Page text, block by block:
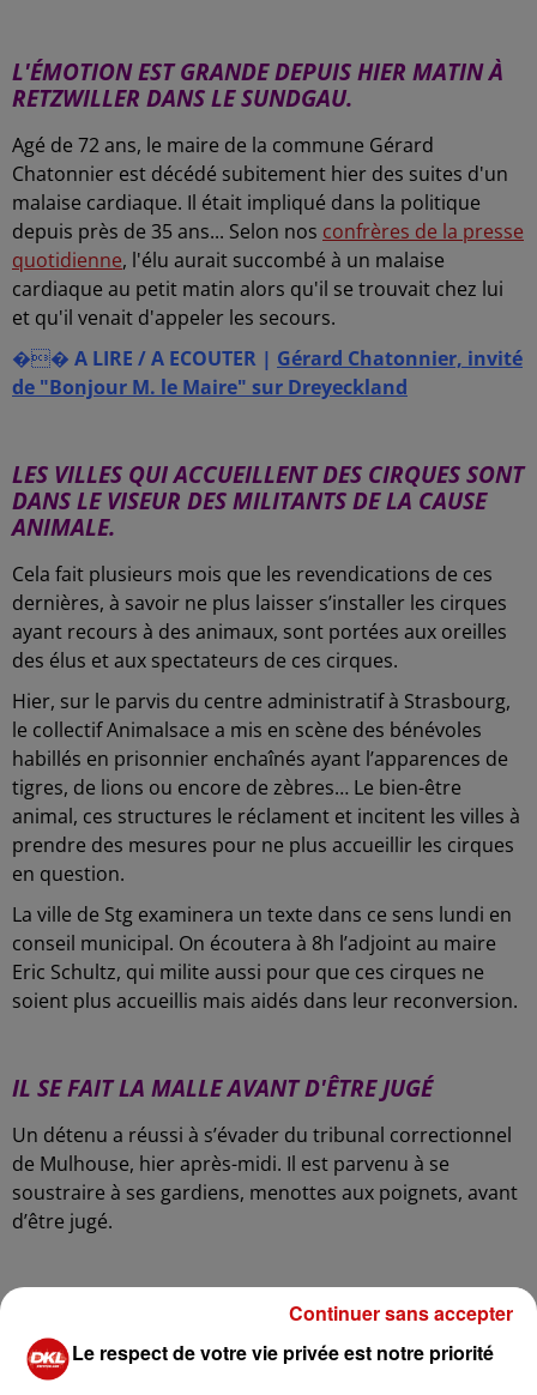
L'ÉMOTION EST GRANDE DEPUIS HIER MATIN À
RETZWILLER DANS LE SUNDGAU.
Agé de 72 ans, le maire de la commune Gérard
Chatonnier est décédé subitement hier des suites d'un
malaise cardiaque. Il était impliqué dans la politique
depuis près de 35 ans... Selon nos confrères de la presse
quotidienne, l'élu aurait succombé à un malaise
cardiaque au petit matin alors qu'il se trouvait chez lui
et qu'il venait d'appeler les secours.
�� A LIRE / A ECOUTER | Gérard Chatonnier, invité
de "Bonjour M. le Maire" sur Dreyeckland
LES VILLES QUI ACCUEILLENT DES CIRQUES SONT
DANS LE VISEUR DES MILITANTS DE LA CAUSE
ANIMALE.
Cela fait plusieurs mois que les revendications de ces
dernières, à savoir ne plus laisser s’installer les cirques
ayant recours à des animaux, sont portées aux oreilles
des élus et aux spectateurs de ces cirques.
Hier, sur le parvis du centre administratif à Strasbourg,
le collectif Animalsace a mis en scène des bénévoles
habillés en prisonnier enchaînés ayant l’apparences de
tigres, de lions ou encore de zèbres… Le bien-être
animal, ces structures le réclament et incitent les villes à
prendre des mesures pour ne plus accueillir les cirques
en question.
La ville de Stg examinera un texte dans ce sens lundi en
conseil municipal. On écoutera à 8h l’adjoint au maire
Eric Schultz, qui milite aussi pour que ces cirques ne
soient plus accueillis mais aidés dans leur reconversion.
IL SE FAIT LA MALLE AVANT D'ÊTRE JUGÉ
Un détenu a réussi à s’évader du tribunal correctionnel
de Mulhouse, hier après-midi. Il est parvenu à se
soustraire à ses gardiens, menottes aux poignets, avant
d’être jugé.
SUITE DES BLOCAGES DANS DES UNIVERSITÉS
Les forces de l'ordre sont intervenues "dans le calme"
hier soir pour évacuer les étudiants qui se trouvaient à
Le respect de votre vie privée est notre priorité
Continuer sans accepter